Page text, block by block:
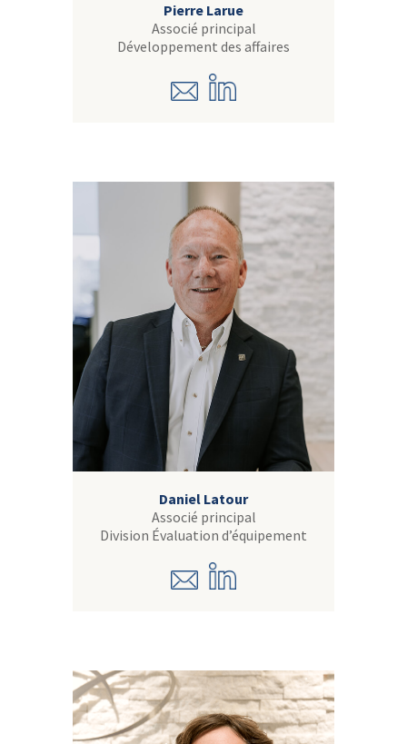
Pierre Larue
Associé principal
Développement des affaires
Daniel Latour
Associé principal
Division Évaluation d’équipement